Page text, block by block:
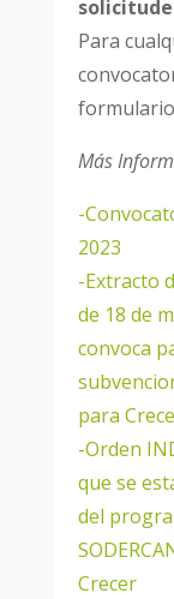
Para
formulario
Más
-
2023
-Extracto
de 18 de
convoca
para
-Orden
que se
del
Crecer